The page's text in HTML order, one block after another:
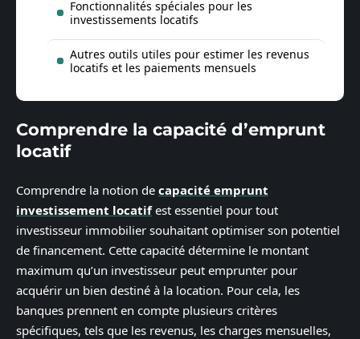
Fonctionnalités spéciales pour les
investissements locatifs
Autres outils utiles pour estimer les revenus
locatifs et les paiements mensuels
Comprendre la capacité d’emprunt
locatif
Comprendre la notion de capacité emprunt
investissement locatifest essentiel pour tout
investisseur immobilier souhaitant optimiser son potentiel
de financement. Cette capacité détermine le montant
maximum qu’un investisseur peut emprunter pour
acquérir un bien destiné à la location. Pour cela, les
banques prennent en compte plusieurs critères
spécifiques, tels que les revenus, les charges mensuelles,